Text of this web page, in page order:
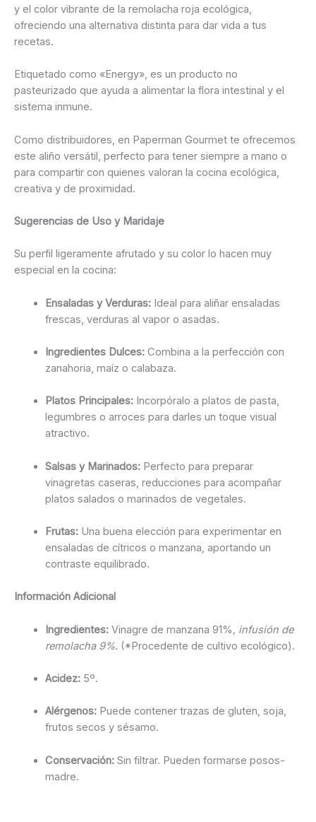
y el color vibrante de la remolacha roja ecológica,
ofreciendo una alternativa distinta para dar vida a tus
recetas.
Etiquetado como «Energy», es un producto no
pasteurizado que ayuda a alimentar la flora intestinal y el
sistema inmune.
Como distribuidores, en Paperman Gourmet te ofrecemos
este aliño versátil, perfecto para tener siempre a mano o
para compartir con quienes valoran la cocina ecológica,
creativa y de proximidad.
Sugerencias de Uso y Maridaje
Su perfil ligeramente afrutado y su color lo hacen muy
especial en la cocina:
Ensaladas y Verduras:Ideal para aliñar ensaladas
frescas, verduras al vapor o asadas.
Ingredientes Dulces:Combina a la perfección con
zanahoria, maíz o calabaza.
Platos Principales:Incorpóralo a platos de pasta,
legumbres o arroces para darles un toque visual
atractivo.
Salsas y Marinados:Perfecto para preparar
vinagretas caseras, reducciones para acompañar
platos salados o marinados de vegetales.
Frutas:Una buena elección para experimentar en
ensaladas de cítricos o manzana, aportando un
contraste equilibrado.
Información Adicional
Ingredientes:Vinagre de manzana 91%, infusión de
remolacha 9%. (*Procedente de cultivo ecológico).
Acidez:5º.
Alérgenos:Puede contener trazas de gluten, soja,
frutos secos y sésamo.
Conservación:Sin filtrar. Pueden formarse posos-
madre.